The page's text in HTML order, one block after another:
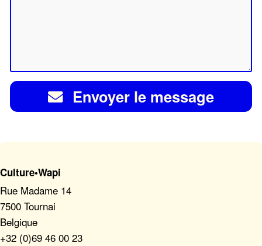
Envoyer le message
Culture•Wapi
Rue Madame 14
7500 Tournai
Belgique
+32 (0)69 46 00 23